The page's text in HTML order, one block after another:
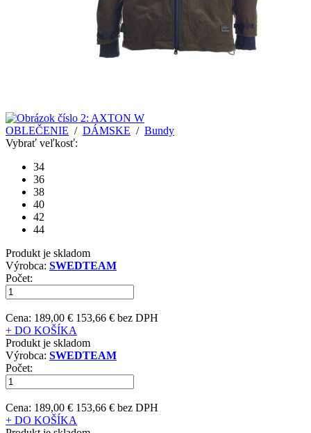
OBLEČENIE / DÁMSKE / Bundy
Vybrať veľkosť:
34
36
38
40
42
44
Produkt je skladom
Výrobca: SWEDTEAM
Počet:
Cena: 189,00 € 153,66 € bez DPH
+ DO KOŠÍKA
Produkt je skladom
Výrobca: SWEDTEAM
Počet:
Cena: 189,00 € 153,66 € bez DPH
+ DO KOŠÍKA